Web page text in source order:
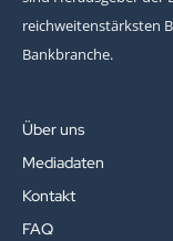
reichweitenstärksten
Bankbranche.
Über uns
Mediadaten
Kontakt
FAQ